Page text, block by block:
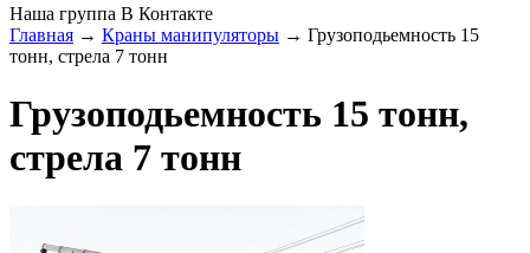
Наша группа В Контакте
Главная → Краны манипуляторы → Грузоподьемность 15
тонн, стрела 7 тонн
Грузоподьемность 15 тонн,
стрела 7 тонн